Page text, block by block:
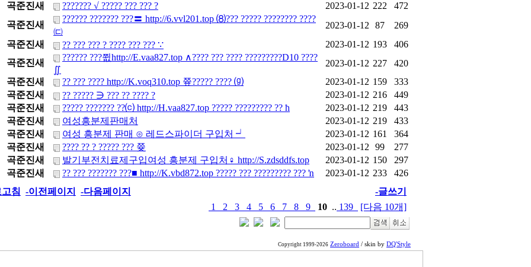
곡준진새 ??????? √ ????? ??? ??? ? 2023-01-12 222
472
곡준진새
?????? ??????? ???〓 http://6.vvl201.top ⑻??? ????? ???????? ????
㈂
2023-01-12 87
269
곡준진새 ?? ??? ??? ? ???? ??? ??? ∵ 2023-01-12 193
406
곡준진새
?????? ???쮮http://E.vaa827.top ∧???? ??? ???? ?????????D10 ????
∬
2023-01-12 227
420
곡준진새 ?? ??? ???? http://K.voq310.top 쯒????? ???? ⒢ 2023-01-12 159
333
곡준진새 ?? ????? ∋ ??? ?? ???? ? 2023-01-12 216
449
곡준진새 ????? ??????? ??⒞ http://H.vaa827.top ????? ????????? ?? ħ 2023-01-12 219
443
곡준진새 여성흥분제판매처 2023-01-12 219
433
곡준진새 여성 흥분제 판매 ⊙ 레드스파이더 구입처 ┙ 2023-01-12 161
364
곡준진새 ???? ?? ? ????? ??? 쯎 2023-01-12 99
277
곡준진새 발기부전치료제구입여성 흥분제 구입처♀ http://S.zdsddfs.top 2023-01-12 150
297
곡준진새 ?? ??? ??????? ???■ http://K.vbd872.top ????? ??? ????????? ??? ŉ 2023-01-12 233
426
침 -이전페이지 -다음페이지
-글쓰기
1
2 3 4 5 6 7 8 9 10 .. 139 [다음 10개]
Copyright 1999-2026 Zeroboard / skin by DQ'Style